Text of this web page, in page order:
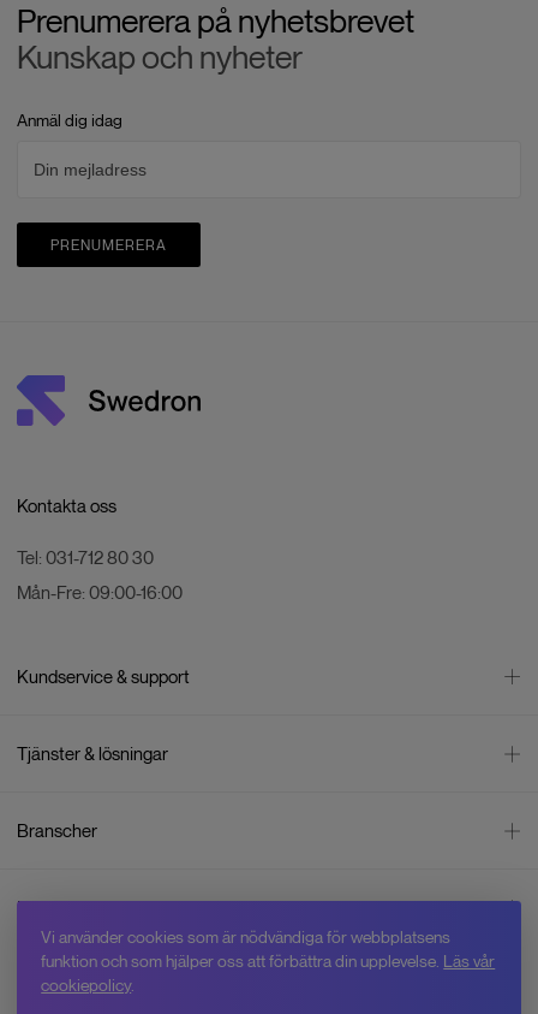
Prenumerera på nyhetsbrevet
Kunskap och nyheter
Anmäl dig idag
PRENUMERERA
Kontakta oss
Tel: 031-712 80 30
Mån-Fre: 09:00-16:00
Kundservice & support
Leverans
Reklamation & återköp
Integritetspolicy
Cookiepolicy
Jobba hos Swedron
Tjänster & lösningar
Företagsrådgivning
Företagsleasing
Hyr drönare
Service & reparation
Branscher
Skogsbruk
Övervakning
Inspiration
Om oss
Varför Swedron
Vi använder cookies som är nödvändiga för webbplatsens
funktion och som hjälper oss att förbättra din upplevelse. Läs vår
cookiepolicy.